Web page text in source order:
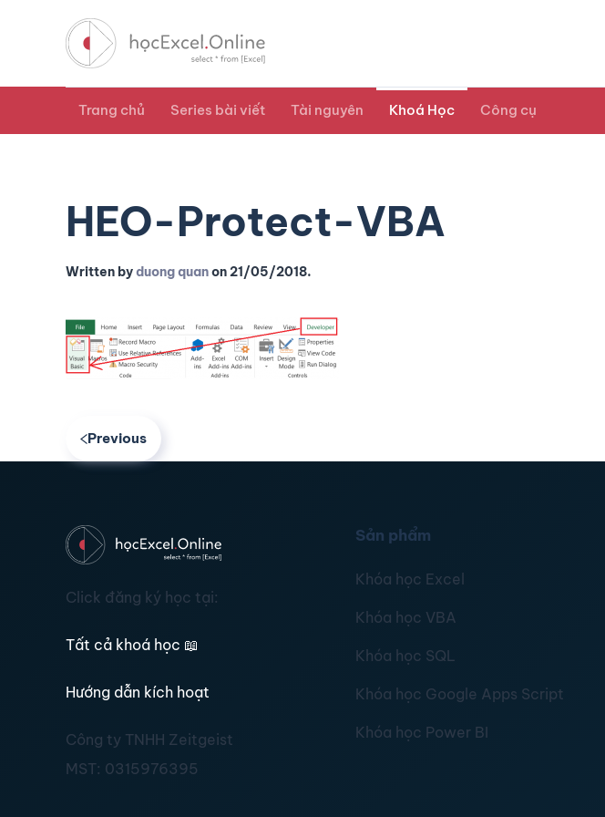
Trang chủ Series bài viết Tài nguyên Khoá Học Công cụ
HEO-Protect-VBA
Written byduong quanon21/05/2018.
Previous
Click đăng ký học tại:
Tất cả khoá học 📖
Hướng dẫn kích hoạt
Công ty TNHH Zeitgeist
MST: 0315976395
Sản phẩm
Khóa học Excel
Khóa học VBA
Khóa học SQL
Khóa học Google Apps Script
Khóa học Power BI